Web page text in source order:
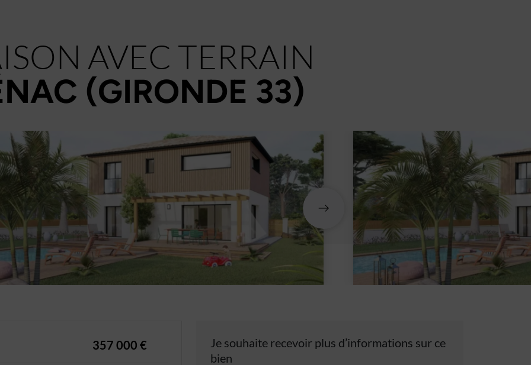
AVEC TERRAIN
(GIRONDE 33)
357 000 €
Je souhaite recevoir plus d’informations sur ce
bien